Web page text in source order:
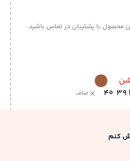
محصول با پشتیبان در تماس باشید.
39
40 صاف
کنم